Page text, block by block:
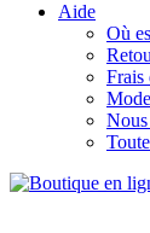
Aide
Où
Frais